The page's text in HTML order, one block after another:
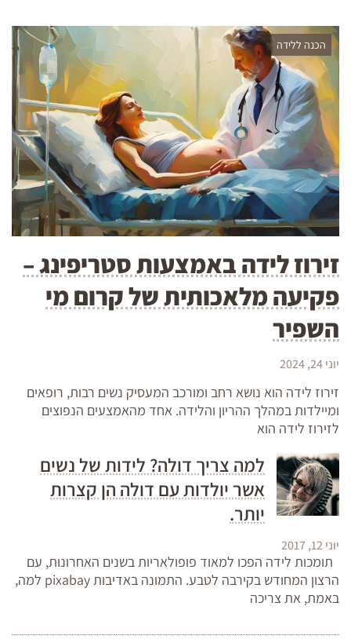
הכנה ללידה
זירוז לידה באמצעות סטריפינג –
פקיעה מלאכותית של קרום מי
השפיר
יוני 24, 2024
זירוז לידה הוא נושא רחב ומורכב המעסיק נשים רבות, רופאים
ומיילדות במהלך ההריון והלידה. אחד מהאמצעים הנפוצים
לזירוז לידה הוא
למה צריך דולה? לידות של נשים
אשר יולדות עם דולה הן קצרות
יותר.
יוני 12, 2017
תומכות לידה הפכו למאוד פופולאריות בשנים האחרונות, עם
הרצון המחודש בקירבה לטבע. התמונה באדיבות pixabay למה,
באמת, את צריכה